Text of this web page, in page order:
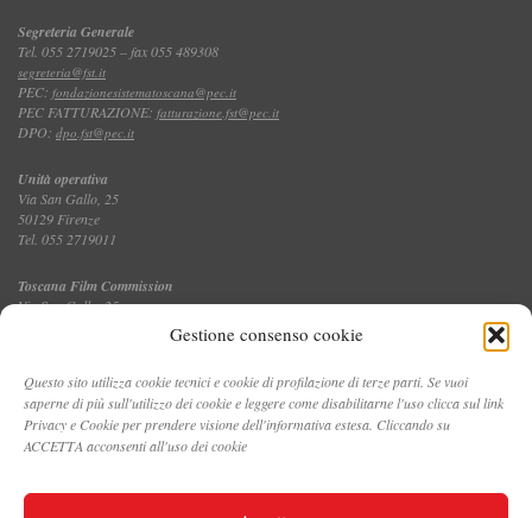
Gestione consenso cookie
Questo sito utilizza cookie tecnici e cookie di profilazione di terze parti. Se vuoi
saperne di più sull'utilizzo dei cookie e leggere come disabilitarne l'uso clicca sul link
Privacy e Cookie per prendere visione dell'informativa estesa. Cliccando su
ACCETTA acconsenti all'uso dei cookie
Segreteria Generale
Tel. 055 2719025 – fax 055 489308
segreteria@fst.it
PEC: fondazionesistematoscana@pec.it
PEC FATTURAZIONE: fatturazione.fst@pec.it
DPO: dpo.fst@pec.it
Unità operativa
Via San Gallo, 25
50129 Firenze
Tel. 055 2719011
Toscana Film Commission
Via San Gallo, 25
Tel. 055 2719035 – fax 055 2719027
CONTATTI